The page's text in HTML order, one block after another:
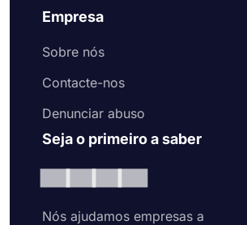
Empresa
Sobre nós
Contacte-nos
Denunciar abuso
Seja o primeiro a saber
Nós ajudamos empresas a